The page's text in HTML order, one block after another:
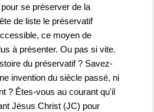
se préserver de la
de liste le préservatif
ce moyen de
à présenter. Ou pas si vite.
du préservatif ? Savez-
invention du siècle passé, ni
? Êtes-vous au courant qu'il
Jésus Christ (JC) pour